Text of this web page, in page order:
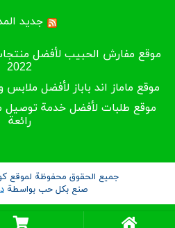
جديد
موقع مفارش الحبيب لأفضل
2022
موقع ماماز اند باباز لأفضل ملابس
موقع طلبات لأفضل خدمة توصيل
رائعة
جميع الحقوق محفوظة لموقع
صنع بكل حب بواسطة